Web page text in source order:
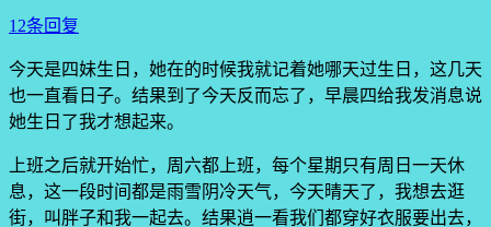
12条回复
今天是四妹生日，她在的时候我就记着她哪天过生日，这几天
也一直看日子。结果到了今天反而忘了，早晨四给我发消息说
她生日了我才想起来。
上班之后就开始忙，周六都上班，每个星期只有周日一天休
息，这一段时间都是雨雪阴冷天气，今天晴天了，我想去逛
街，叫胖子和我一起去。结果逍一看我们都穿好衣服要出去，